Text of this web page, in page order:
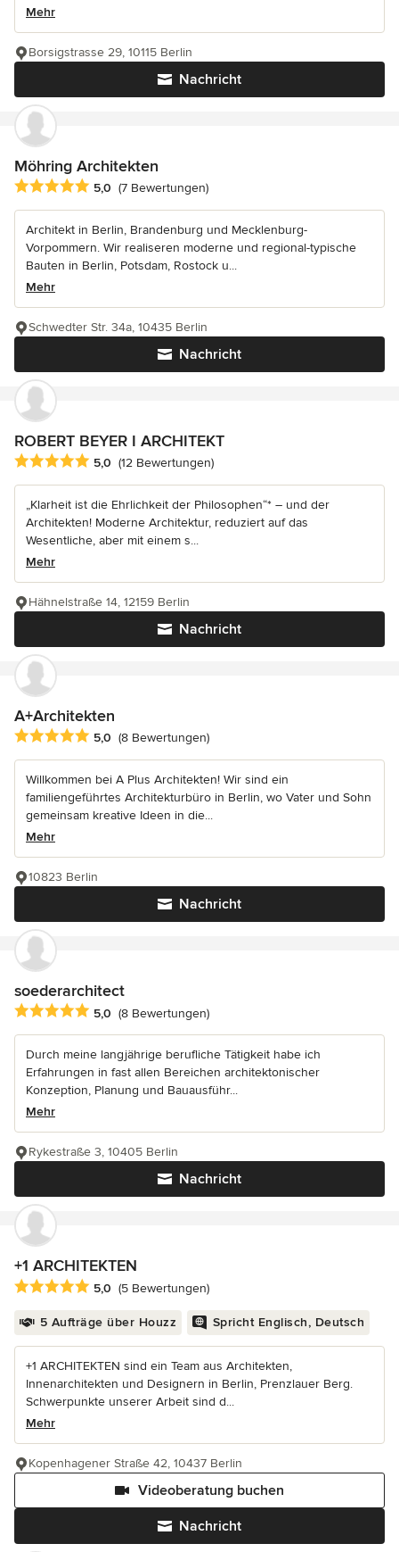
Mehr
Nachricht
Borsigstrasse 29, 10115 Berlin
Möhring Architekten
Durchschnittliche Bewertung: 5 von 5 Sternen
5,0 (7 Bewertungen)
Architekt in Berlin, Brandenburg und Mecklenburg-
Vorpommern. Wir realiseren moderne und regional-typische
Bauten in Berlin, Potsdam, Rostock u...
Mehr
Nachricht
Schwedter Str. 34a, 10435 Berlin
ROBERT BEYER I ARCHITEKT
Durchschnittliche Bewertung: 5 von 5 Sternen
5,0 (12 Bewertungen)
„Klarheit ist die Ehrlichkeit der Philosophen“* – und der
Architekten! Moderne Architektur, reduziert auf das
Wesentliche, aber mit einem s...
Mehr
Nachricht
Hähnelstraße 14, 12159 Berlin
A+Architekten
Durchschnittliche Bewertung: 5 von 5 Sternen
5,0 (8 Bewertungen)
Willkommen bei A Plus Architekten! Wir sind ein
familiengeführtes Architekturbüro in Berlin, wo Vater und Sohn
gemeinsam kreative Ideen in die...
Mehr
Nachricht
10823 Berlin
soederarchitect
Durchschnittliche Bewertung: 5 von 5 Sternen
5,0 (8 Bewertungen)
Durch meine langjährige berufliche Tätigkeit habe ich
Erfahrungen in fast allen Bereichen architektonischer
Konzeption, Planung und Bauausführ...
Mehr
Nachricht
Rykestraße 3, 10405 Berlin
+1 ARCHITEKTEN
Durchschnittliche Bewertung: 5 von 5 Sternen
5,0 (5 Bewertungen)
5 Aufträge über Houzz Spricht Englisch, Deutsch
+1 ARCHITEKTEN sind ein Team aus Architekten,
Innenarchitekten und Designern in Berlin, Prenzlauer Berg.
Schwerpunkte unserer Arbeit sind d...
Mehr
Nachricht
Videoberatung buchen
Kopenhagener Straße 42, 10437 Berlin